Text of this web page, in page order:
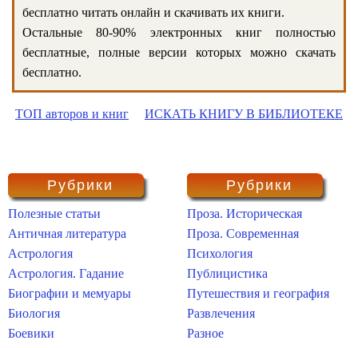
бесплатно читать онлайн и скачивать их книги.
Остальные 80-90% электронных книг полностью
бесплатные, полные версии которых можно скачать
бесплатно.
ТОП авторов и книг ИСКАТЬ КНИГУ В БИБЛИОТЕКЕ
Рубрики
Полезные статьи
Античная литература
Астрология
Астрология. Гадание
Биографии и мемуары
Биология
Боевики
Рубрики
Проза. Историческая
Проза. Современная
Психология
Публицистика
Путешествия и география
Развлечения
Разное